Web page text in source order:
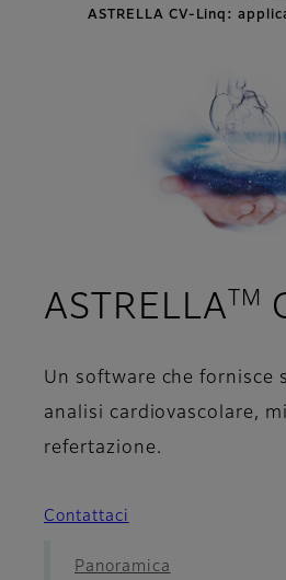
ASTRELLA CV-Linq:
ASTRELLA TM
Un software che fornisce
analisi cardiovascolare,
refertazione.
Contattaci
Panoramica